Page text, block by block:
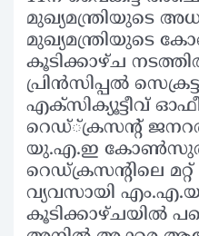
മുഖ്യമന്ത്രിയുടെ
മുഖ്യമന്ത്രിയുടെ
കൂടിക്കാഴ്ച
പ്രിന്‍സിപ്പല്‍
എക്‌സിക്യൂട്ടീവ്
റെഡ്്ക്രസന്റ് ജനറല്‍
യു.എ.ഇ കോണ്‍സുല്‍
റെഡ്ക്രസന്റിലെ
വ്യവസായി
കൂടിക്കാഴ്ചയില്‍